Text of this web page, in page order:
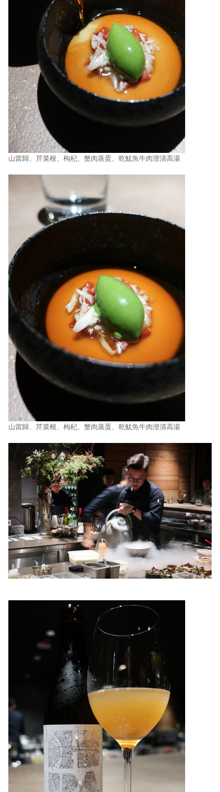
山當歸、芹菜根、枸杞、蟹肉蒸蛋、乾魷魚牛肉澄清高湯
山當歸、芹菜根、枸杞、蟹肉蒸蛋、乾魷魚牛肉澄清高湯